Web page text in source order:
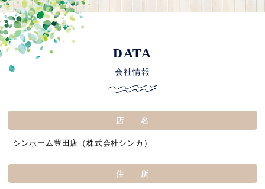
DATA
会社情報
店 名
シンホーム豊田店（株式会社シンカ）
住 所